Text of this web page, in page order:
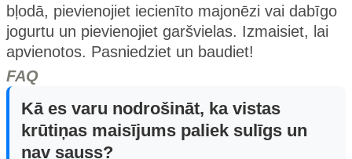
bļodā, pievienojiet iecienīto majonēzi vai dabīgo
jogurtu un pievienojiet garšvielas. Izmaisiet, lai
apvienotos. Pasniedziet un baudiet!
FAQ
Kā es varu nodrošināt, ka vistas
krūtiņas maisījums paliek sulīgs un
nav sauss?